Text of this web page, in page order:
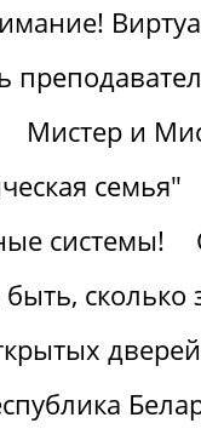
Мистер и
семья"
системы!
сколько